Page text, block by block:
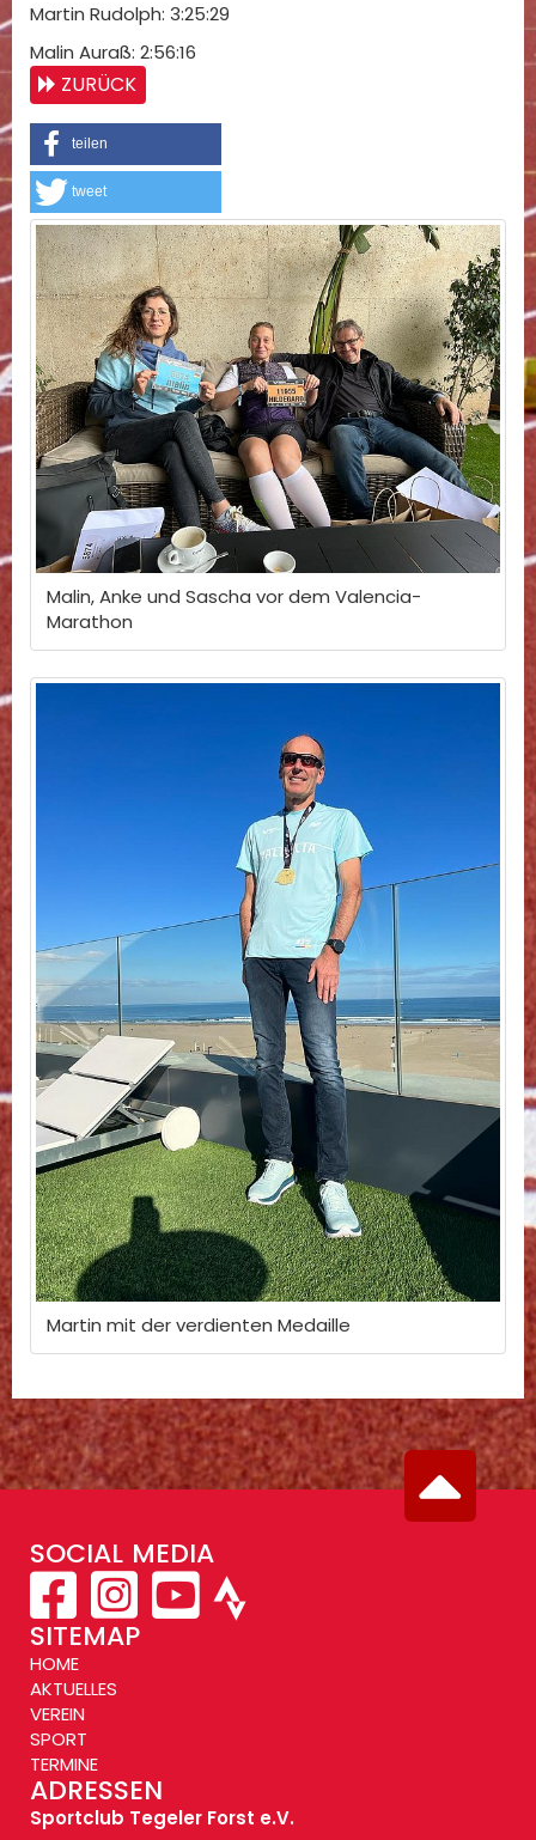
Martin Rudolph: 3:25:29
Malin Auraß: 2:56:16
ZURÜCK
teilen
tweet
Malin, Anke und Sascha vor dem Valencia-
Marathon
Martin mit der verdienten Medaille
SOCIAL MEDIA
SITEMAP
HOME
AKTUELLES
VEREIN
SPORT
TERMINE
ADRESSEN
Sportclub Tegeler Forst e.V.